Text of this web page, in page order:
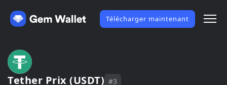
Télécharger maintenant
Tether Prix (USDT) #3